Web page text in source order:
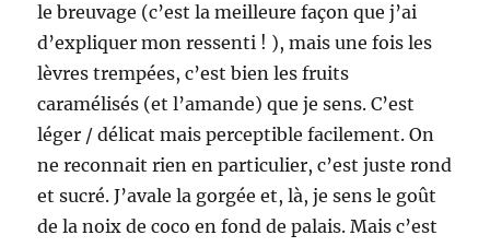
le breuvage (c’est la meilleure façon que j’ai
d’expliquer mon ressenti ! ), mais une fois les
lèvres trempées, c’est bien les fruits
caramélisés (et l’amande) que je sens. C’est
léger / délicat mais perceptible facilement. On
ne reconnait rien en particulier, c’est juste rond
et sucré. J’avale la gorgée et, là, je sens le goût
de la noix de coco en fond de palais. Mais c’est